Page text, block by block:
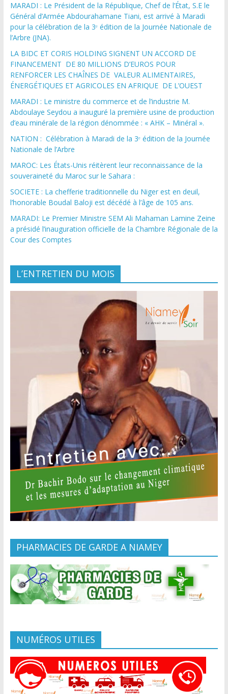
MARADI : Le Président de la République, Chef de l’État, S.E le
Général d’Armée Abdourahamane Tiani, est arrivé à Maradi
pour la célébration de la 3ᵉ édition de la Journée Nationale de
l’Arbre (JNA).
LA BIDC ET CORIS HOLDING SIGNENT UN ACCORD DE
FINANCEMENT DE 80 MILLIONS D’EUROS POUR
RENFORCER LES CHAÎNES DE VALEUR ALIMENTAIRES,
ÉNERGÉTIQUES ET AGRICOLES EN AFRIQUE DE L’OUEST
MARADI : Le ministre du commerce et de l’industrie M.
Abdoulaye Seydou a inauguré la première usine de production
d’eau minérale de la région dénommée : « AHK – Minéral ».
NATION : Célébration à Maradi de la 3ᵉ édition de la Journée
Nationale de l’Arbre
MAROC: Les États-Unis réitèrent leur reconnaissance de la
souveraineté du Maroc sur le Sahara :
SOCIETE : La chefferie traditionnelle du Niger est en deuil,
l’honorable Boudal Baloji est décédé à l’âge de 105 ans.
MARADI: Le Premier Ministre SEM Ali Mahaman Lamine Zeine
a présidé l’inauguration officielle de la Chambre Régionale de la
Cour des Comptes
L’ENTRETIEN DU MOIS
PHARMACIES DE GARDE A NIAMEY
NUMÉROS UTILES